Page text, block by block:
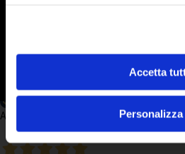
Accetta
Personalizza
bancarelle e non le ho più lasciate.
deliziosa. Le mie preferite sono
volendo si può osare di più con una
Acquirente verificato